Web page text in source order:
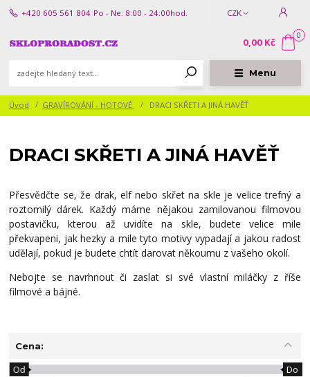
Menu
CZK
+420 605 561 804 Po - Ne: 8:00 - 24:00hod.
0
0,00 Kč
Úvod GRAVÍROVÁNÍ - HOTOVÉ DRACI SKŘETI A JINÁ HAVĚŤ
DRACI SKŘETI A JINÁ HAVĚŤ
Přesvědčte se, že drak, elf nebo skřet na skle je velice trefný a
roztomilý dárek. Každý máme nějakou zamilovanou filmovou
postavičku, kterou až uvidíte na skle, budete velice mile
překvapeni, jak hezky a mile tyto motivy vypadají a jakou radost
udělají, pokud je budete chtít darovat někoumu z vašeho okolí.
Nebojte se navrhnout či zaslat si své vlastní miláčky z říše
filmové a bájné.
Cena:
Od Do